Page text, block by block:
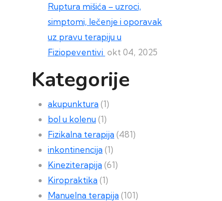
Ruptura mišića – uzroci,
simptomi, lečenje i oporavak
uz pravu terapiju u
Fiziopeventivi okt 04, 2025
Kategorije
akupunktura (1)
bol u kolenu (1)
Fizikalna terapija (481)
inkontinencija (1)
Kineziterapija (61)
Kiropraktika (1)
Manuelna terapija (101)